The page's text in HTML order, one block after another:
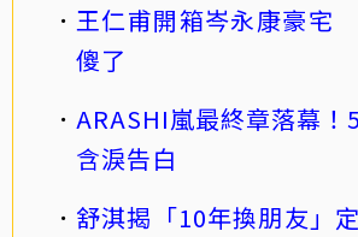
王仁甫開箱岑永康豪宅
傻了
ARASHI嵐最終章落幕！
含淚告白
舒淇揭「10年換朋友」